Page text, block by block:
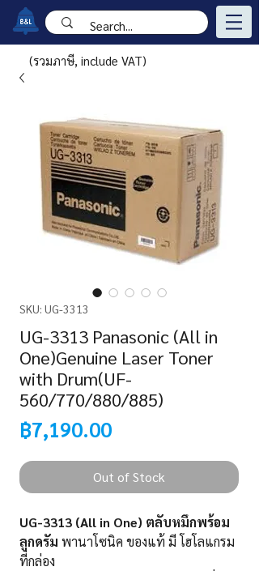
SKU: UG-3313
UG-3313 Panasonic (All in
One)Genuine Laser Toner
with Drum(UF-
560/770/880/885)
฿7,190.00Price
Out of Stock
UG-3313 (All in One) ตลับหมึกพร้อม
ลูกดรัม พานาโซนิค ของแท้ มี โฮโลแกรม
ที่กล่อง
(รวมภาษี, include VAT)